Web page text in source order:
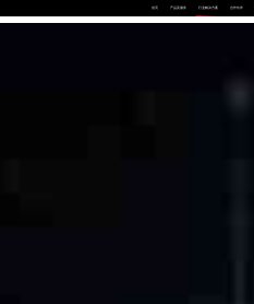
首页 产品及服务 行业解决方案 合作伙伴